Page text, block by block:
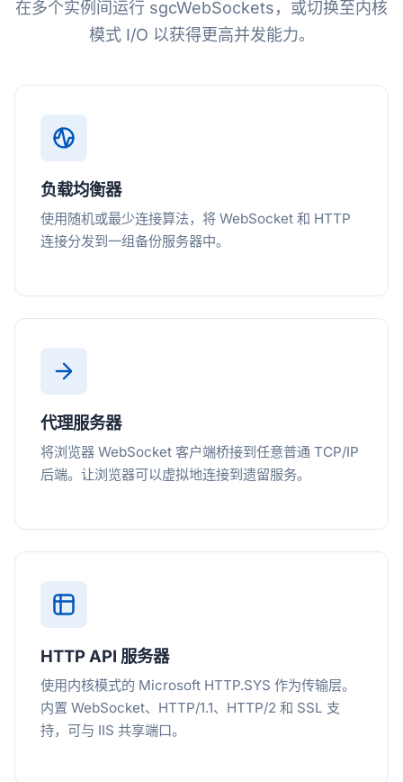
在多个实例间运行 sgcWebSockets，或切换至内核
模式 I/O 以获得更高并发能力。
负载均衡器
使用随机或最少连接算法，将 WebSocket 和 HTTP
连接分发到一组备份服务器中。
代理服务器
将浏览器 WebSocket 客户端桥接到任意普通 TCP/IP
后端。让浏览器可以虚拟地连接到遗留服务。
HTTP API 服务器
使用内核模式的 Microsoft HTTP.SYS 作为传输层。
内置 WebSocket、HTTP/1.1、HTTP/2 和 SSL 支
持，可与 IIS 共享端口。